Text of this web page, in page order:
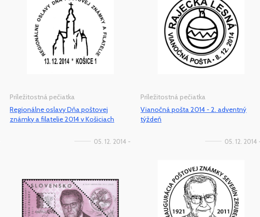
Príležitostná pečiatka
Regionálne oslavy Dňa poštovej
známky a filatelie 2014 v Košiciach
Príležitostná pečiatka
Vianočná pošta 2014 - 2. adventný
týždeň
05. 12. 2014 - 05. 12. 2014